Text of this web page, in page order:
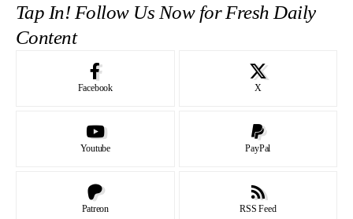
Tap In! Follow Us Now for Fresh Daily
Content
Facebook X
Youtube PayPal
Patreon RSS Feed